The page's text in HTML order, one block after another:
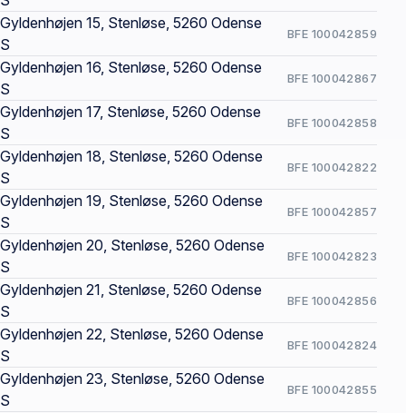
Gyldenhøjen 15, Stenløse, 5260 Odense
S
BFE 100042859
Gyldenhøjen 16, Stenløse, 5260 Odense
S
BFE 100042867
Gyldenhøjen 17, Stenløse, 5260 Odense
S
BFE 100042858
Gyldenhøjen 18, Stenløse, 5260 Odense
S
BFE 100042822
Gyldenhøjen 19, Stenløse, 5260 Odense
S
BFE 100042857
Gyldenhøjen 20, Stenløse, 5260 Odense
S
BFE 100042823
Gyldenhøjen 21, Stenløse, 5260 Odense
S
BFE 100042856
Gyldenhøjen 22, Stenløse, 5260 Odense
S
BFE 100042824
Gyldenhøjen 23, Stenløse, 5260 Odense
S
BFE 100042855